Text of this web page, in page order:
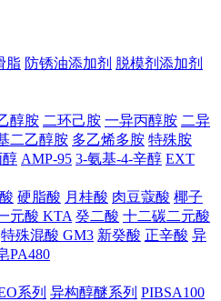
脂 防锈油添加剂 脱模剂添加剂
醇胺 二环己胺 一异丙醇胺 二异
二乙醇胺 多乙烯多胺 特殊胺
醇 AMP-95 3-氨基-4-辛醇 EXT
硬脂酸 月桂酸 肉豆蔻酸 椰子
元酸 KTA 癸二酸 十二碳二元酸
特殊混酸 GM3 新癸酸 正辛酸 异
PA480
系列 异构醇醚系列 PIBSA100